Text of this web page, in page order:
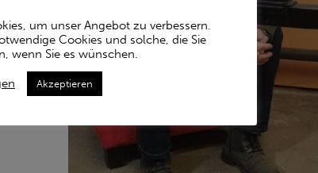
um unser Angebot zu verbessern.
Cookies und solche, die Sie
wenn Sie es wünschen.
Akzeptieren